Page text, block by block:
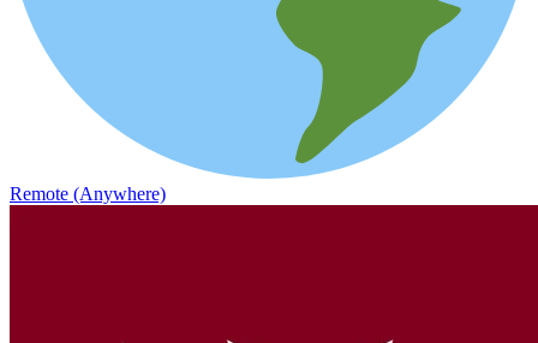
Remote (Anywhere)